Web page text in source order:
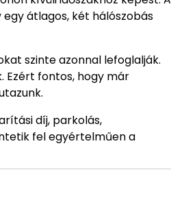
átlagos, két hálószobás
szinte azonnal lefoglalják.
Ezért fontos, hogy már
díj, parkolás,
fel egyértelműen a